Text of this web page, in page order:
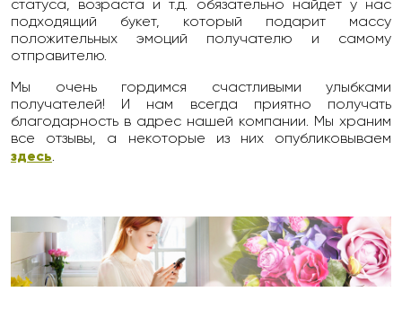
статуса, возраста и т.д. обязательно найдет у нас
подходящий букет, который подарит массу
положительных эмоций получателю и самому
отправителю.
Мы очень гордимся счастливыми улыбками
получателей! И нам всегда приятно получать
благодарность в адрес нашей компании. Мы храним
все отзывы, а некоторые из них опубликовываем
здесь.